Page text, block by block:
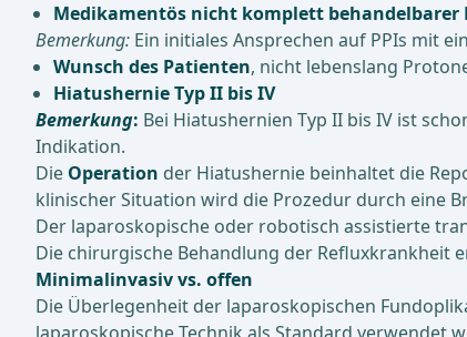
Medikamentös nicht komplett behandelbarer
Bemerkung: Ein initiales Ansprechen auf PPIs mit
Wunsch des Patienten, nicht lebenslang
Hiatushernie Typ II bis IV
Bemerkung: Bei Hiatushernien Typ II bis IV ist
Indikation.
Die Operation der Hiatushernie beinhaltet die
klinischer Situation wird die Prozedur durch eine
Der laparoskopische oder robotisch assistierte
Die chirurgische Behandlung der Refluxkrankheit
Minimalinvasiv vs. offen
Die Überlegenheit der laparoskopischen